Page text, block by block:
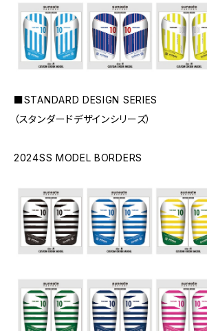
■STANDARD DESIGN SERIES
（スタンダードデザインシリーズ）
2024SS MODEL BORDERS